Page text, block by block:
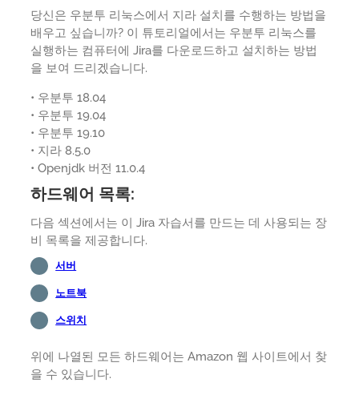
당신은 우분투 리눅스에서 지라 설치를 수행하는 방법을
배우고 싶습니까? 이 튜토리얼에서는 우분투 리눅스를
실행하는 컴퓨터에 Jira를 다운로드하고 설치하는 방법
을 보여 드리겠습니다.
• 우분투 18.04
• 우분투 19.04
• 우분투 19.10
• 지라 8.5.0
• Openjdk 버전 11.0.4
하드웨어 목록:
다음 섹션에서는 이 Jira 자습서를 만드는 데 사용되는 장
비 목록을 제공합니다.
서버
노트북
스위치
위에 나열된 모든 하드웨어는 Amazon 웹 사이트에서 찾
을 수 있습니다.